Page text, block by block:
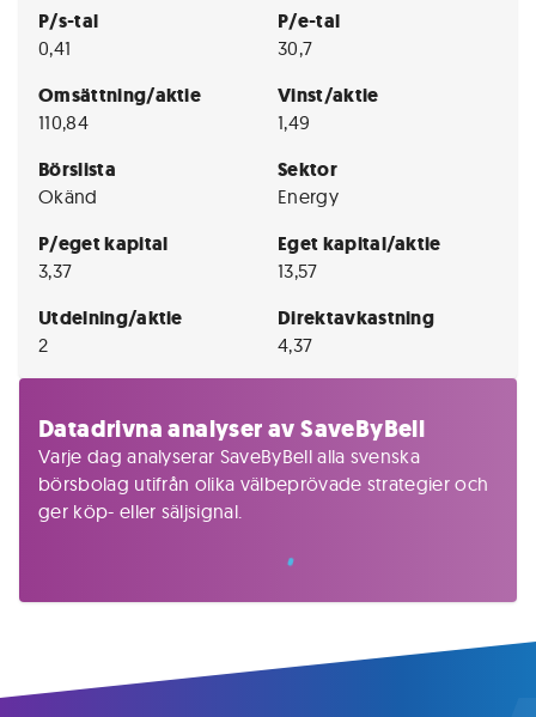
P/s-tal
0,41
P/e-tal
30,7
Omsättning/aktie
110,84
Vinst/aktie
1,49
Börslista
Okänd
Sektor
Energy
P/eget kapital
3,37
Eget kapital/aktie
13,57
Utdelning/aktie
2
Direktavkastning
4,37
Datadrivna analyser av SaveByBell
Varje dag analyserar SaveByBell alla svenska
börsbolag utifrån olika välbeprövade strategier och
ger köp- eller säljsignal.